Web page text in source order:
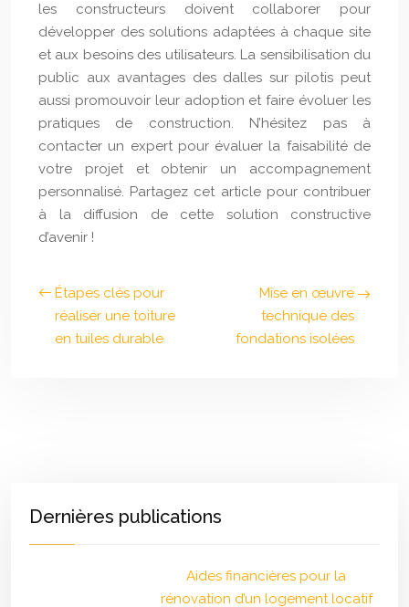
les constructeurs doivent collaborer pour
développer des solutions adaptées à chaque site
et aux besoins des utilisateurs. La sensibilisation du
public aux avantages des dalles sur pilotis peut
aussi promouvoir leur adoption et faire évoluer les
pratiques de construction. N’hésitez pas à
contacter un expert pour évaluer la faisabilité de
votre projet et obtenir un accompagnement
personnalisé. Partagez cet article pour contribuer
à la diffusion de cette solution constructive
d’avenir !
Étapes clés pour
réaliser une toiture
en tuiles durable
Mise en œuvre
technique des
fondations isolées
Dernières publications
Aides financières pour la
rénovation d’un logement locatif